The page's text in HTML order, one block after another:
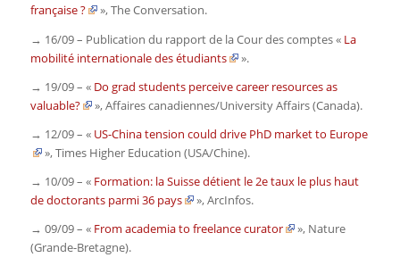
française ?
»,The Conversation.
→ 16/09 – Publication du rapport de la Cour des comptes « La
mobilité internationale des étudiants
».
→ 19/09 – « Do grad students perceive career resources as
valuable?
»,Affaires canadiennes/University Affairs (Canada).
→ 12/09 – « US-China tension could drive PhD market to Europe
»,Times Higher Education (USA/Chine).
→ 10/09 – « Formation: la Suisse détient le 2e taux le plus haut
de doctorants parmi 36 pays
»,ArcInfos.
→ 09/09 – « From academia to freelance curator », Nature
(Grande-Bretagne).